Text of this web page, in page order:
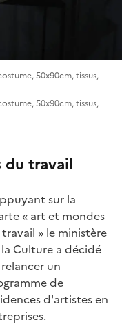
50x90cm, tissus,
50x90cm, tissus,
travail
sur la
« art et mondes
» le ministère
Culture a décidé
un
de
d'artistes en